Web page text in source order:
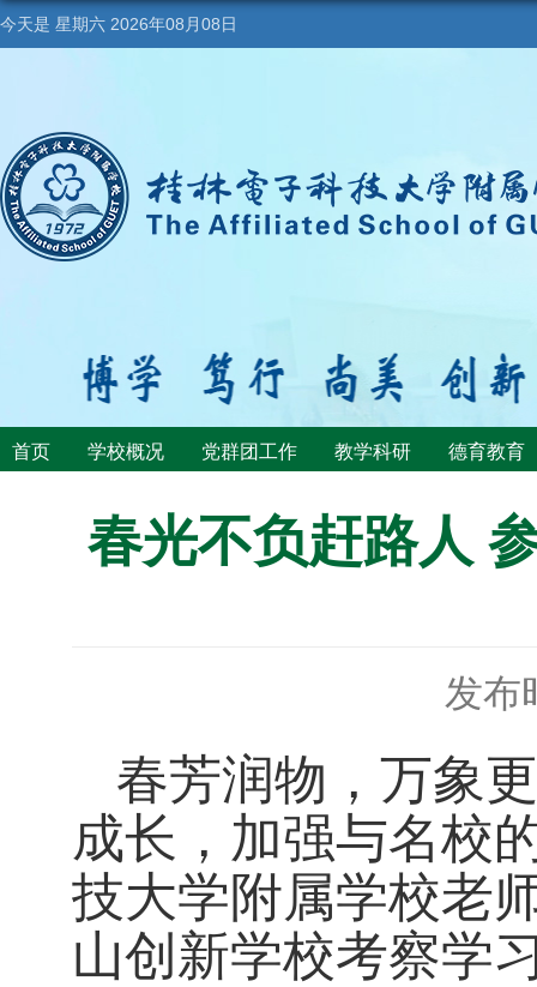
今天是 星期六 2026年08月08日
首页 学校概况 党群团工作 教学科研 德育教育
春光不负赶路人
发布
春芳润物，万象
成长，加强与名校
技大学附属学校老
山创新学校考察学